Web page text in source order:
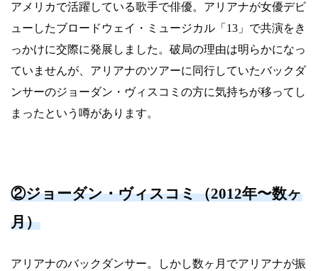
アメリカで活躍している歌手で俳優。アリアナが女優デビ
ューしたブロードウェイ・ミュージカル「13」で共演をき
っかけに交際に発展しました。破局の理由は明らかになっ
ていませんが、アリアナのツアーに同行していたバックダ
ンサーのジョーダン・ヴィスコミの方に気持ちが移ってし
まったという噂があります。
②ジョーダン・ヴィスコミ（2012年〜数ヶ
月）
アリアナのバックダンサー。しかし数ヶ月でアリアナが振